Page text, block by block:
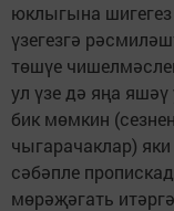
юклыгына
үзегезгә
төшүе
ул үзе дә яңа
бик мөмкин
чыгарачаклар)
сәбәпле
мөрәҗәгать